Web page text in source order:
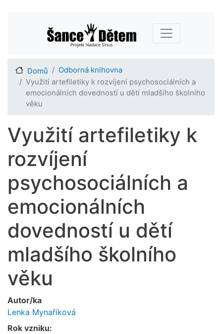
hlavnímu
obsahu
Main navigation
Domů
Odborná knihovna
Využití artefiletiky k rozvíjení psychosociálních a
emocionálních dovedností u dětí mladšího školního
věku
Využití artefiletiky k
rozvíjení
psychosociálních a
emocionálních
dovedností u dětí
mladšího školního
věku
Autor/ka
Lenka Mynaříková
Rok vzniku: